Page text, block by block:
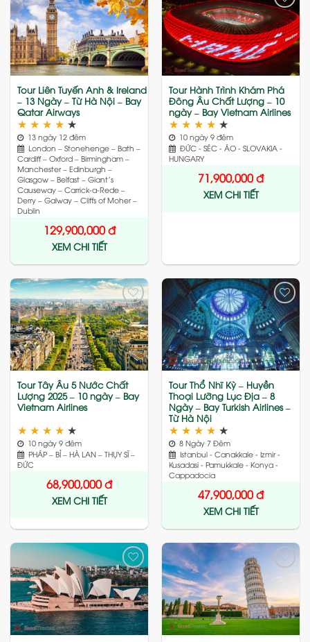
Add
to
wishlist
Tour Liên Tuyến Anh & Ireland
– 13 Ngày – Từ Hà Nội – Bay
Qatar Airways
★ ★ ★ ★ ★
13 ngày 12 đêm
London – Stonehenge – Bath –
Cardiff – Oxford – Birmingham –
Manchester – Edinburgh –
Glasgow – Belfast – Giant’s
Causeway – Carrick-a-Rede –
Derry – Galway – Cliffs of Moher –
Dublin
129,900,000đ
XEM CHI TIẾT
Add
to
wishlist
Tour Hành Trình Khám Phá
Đông Âu Chất Lượng – 10
ngày – Bay Vietnam Airlines
★ ★ ★ ★ ★
10 ngày 9 đêm
ĐỨC - SÉC - ÁO - SLOVAKIA -
HUNGARY
71,900,000đ
XEM CHI TIẾT
Add
to
wishlist
Tour Tây Âu 5 Nước Chất
Lượng 2025 – 10 ngày – Bay
Vietnam Airlines
★ ★ ★ ★ ★
10 ngày 9 đêm
PHÁP – BỈ – HÀ LAN – THỤY SĨ –
ĐỨC
68,900,000đ
XEM CHI TIẾT
Add
to
wishlist
Tour Thổ Nhĩ Kỳ – Huyền
Thoại Lưỡng Lục Địa – 8
Ngày – Bay Turkish Airlines –
Từ Hà Nội
★ ★ ★ ★ ★
8 Ngày 7 Đêm
Istanbul - Canakkale - Izmir -
Kusadasi - Pamukkale - Konya -
Cappadocia
47,900,000đ
XEM CHI TIẾT
Add
to
wishlist
Add
wishlist